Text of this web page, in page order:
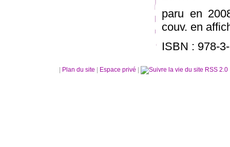
paru en
couv. en
ISBN : 978-
Plan du site Espace privé RSS 2.0